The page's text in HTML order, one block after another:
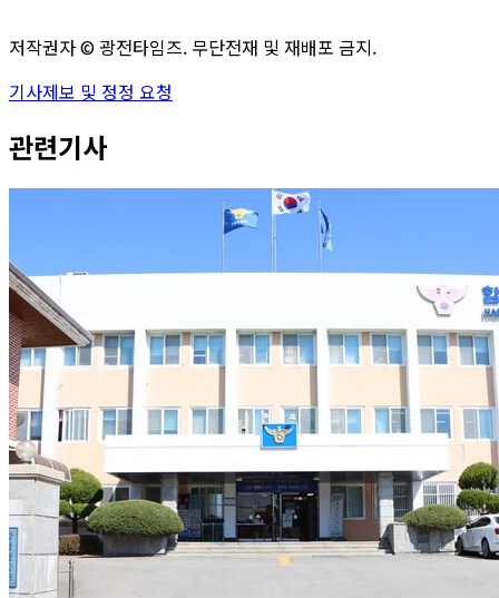
저작권자 ©광전타임즈. 무단전재 및 재배포 금지.
기사제보 및 정정 요청
관련기사